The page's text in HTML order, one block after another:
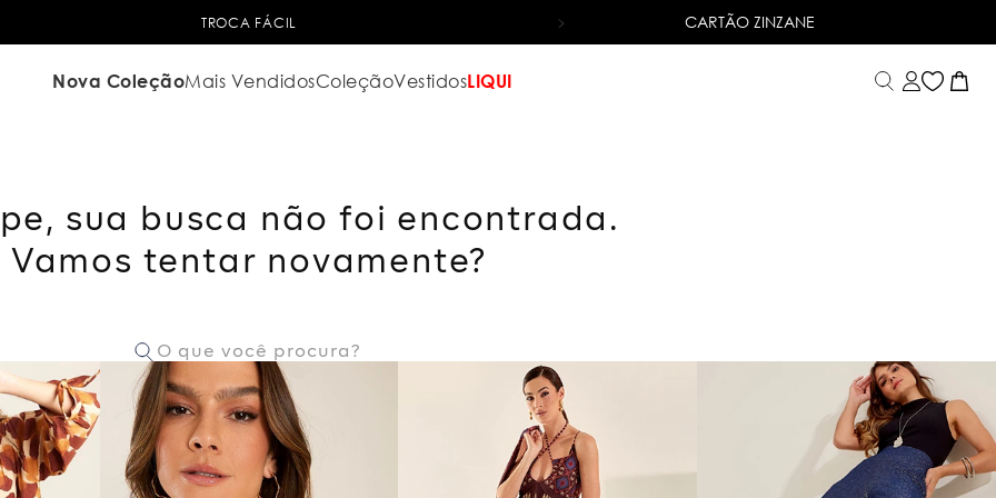
TROCA FÁCIL 6X SEM JUROSNO CARTÃO DE CRÉDITO
CARTÃO ZINZANE
Nova ColeçãoMais VendidosColeçãoVestidosLIQUI
sua busca não foi encontrada.
Vamos tentar novamente?